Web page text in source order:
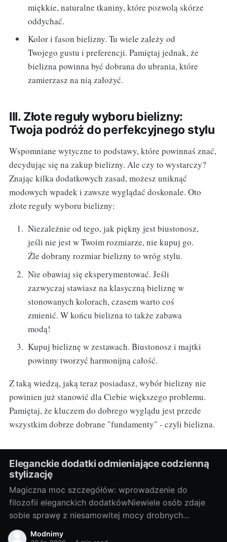
miękkie, naturalne tkaniny, które pozwolą skórze
oddychać.
Kolor i fason bielizny. Tu wiele zależy od
Twojego gustu i preferencji. Pamiętaj jednak, że
bielizna powinna być dobrana do ubrania, które
zamierzasz na nią założyć.
III. Złote reguły wyboru bielizny:
Twoja podróż do perfekcyjnego stylu
Wspomniane wytyczne to podstawy, które powinnaś znać,
decydując się na zakup bielizny. Ale czy to wystarczy?
Znając kilka dodatkowych zasad, możesz uniknąć
modowych wpadek i zawsze wyglądać doskonale. Oto
złote reguły wyboru bielizny:
Niezależnie od tego, jak piękny jest biustonosz,
jeśli nie jest w Twoim rozmiarze, nie kupuj go.
Źle dobrany rozmiar bielizny to wróg stylu.
Nie obawiaj się eksperymentować. Jeśli
zazwyczaj stawiasz na klasyczną bieliznę w
stonowanych kolorach, czasem warto coś
zmienić. W końcu bielizna to także zabawa
modą!
Kupuj bieliznę w zestawach. Biustonosz i majtki
powinny tworzyć harmonijną całość.
Z taką wiedzą, jaką teraz posiadasz, wybór bielizny nie
powinien już stanowić dla Ciebie większego problemu.
Pamiętaj, że kluczem do dobrego wyglądu jest przede
wszystkim dobrze dobrane "fundamenty" - czyli bielizna.
Eleganckie dodatki odmieniające codzienną
stylizację
Magiczna moc szczegółów: wprowadzenie do
filozofii eleganckich dodatkówNiewiele osób zdaje
sobie sprawę z niesamowitej mocy drobnych
dodatków, jakie oferuje moda. Czasem odpowiednio
Modnimy